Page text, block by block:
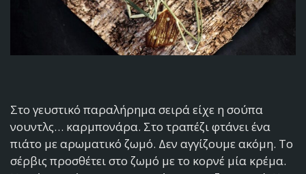
Στο γευστικό παραλήρημα σειρά είχε η σούπα
νουντλς… καρμπονάρα. Στο τραπέζι φτάνει ένα
πιάτο με αρωματικό ζωμό. Δεν αγγίζουμε ακόμη. Το
σέρβις προσθέτει στο ζωμό με το κορνέ μία κρέμα.